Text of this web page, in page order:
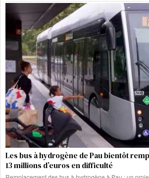
Les bus à hydrogène de Pau bientôt
13 millions d’euros en difficulté